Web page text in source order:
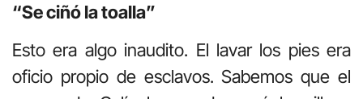
“Se ciñó la toalla”
Esto era algo inaudito. El lavar los pies era
oficio propio de esclavos. Sabemos que el